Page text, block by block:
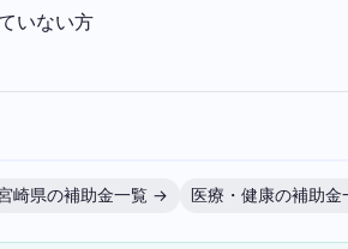
いない方
崎県の補助金一覧 → 医療・健康の補助